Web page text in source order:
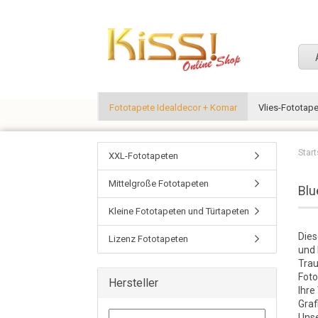
Fototapete Idealdecor + Komar Vlies-
und
XXL-Fototapeten
Mittelgroße Fototapeten
Kleine Fototapeten und Türtapeten
Lizenz Fototapeten
Hersteller